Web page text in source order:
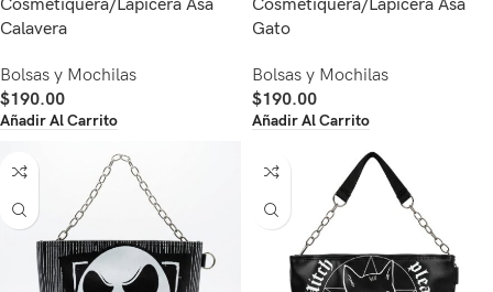
Cosmetiquera/Lapicera Asa
Calavera
Bolsas y Mochilas
$190.00
Añadir Al Carrito
Cosmetiquera/Lapicera Asa
Gato
Bolsas y Mochilas
$190.00
Añadir Al Carrito